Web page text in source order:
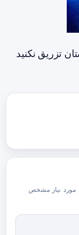
تزریق نکنید
مورد نیاز مشخص